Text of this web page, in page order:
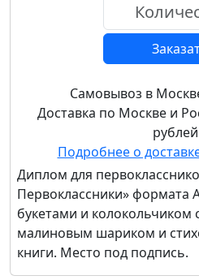
Самовывоз в
Доставка по Москве и
рублей
Подробнее о
Диплом для
Первоклассники» формата
букетами и
малиновым шариком и
книги. Место под подпись.